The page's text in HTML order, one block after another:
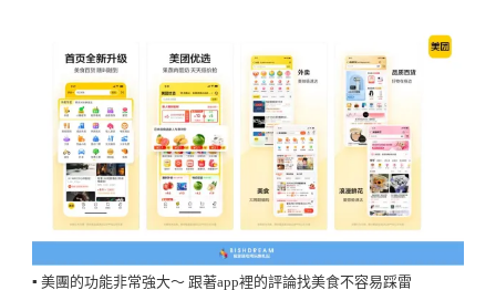
▪️ 美團的功能非常強大～ 跟著app裡的評論找美食不容易踩雷